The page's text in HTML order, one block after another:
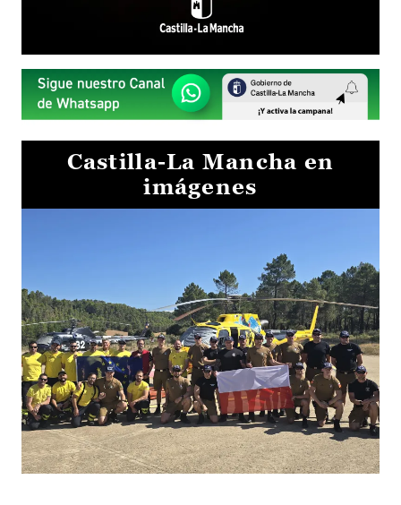
Castilla-La Mancha en
imágenes